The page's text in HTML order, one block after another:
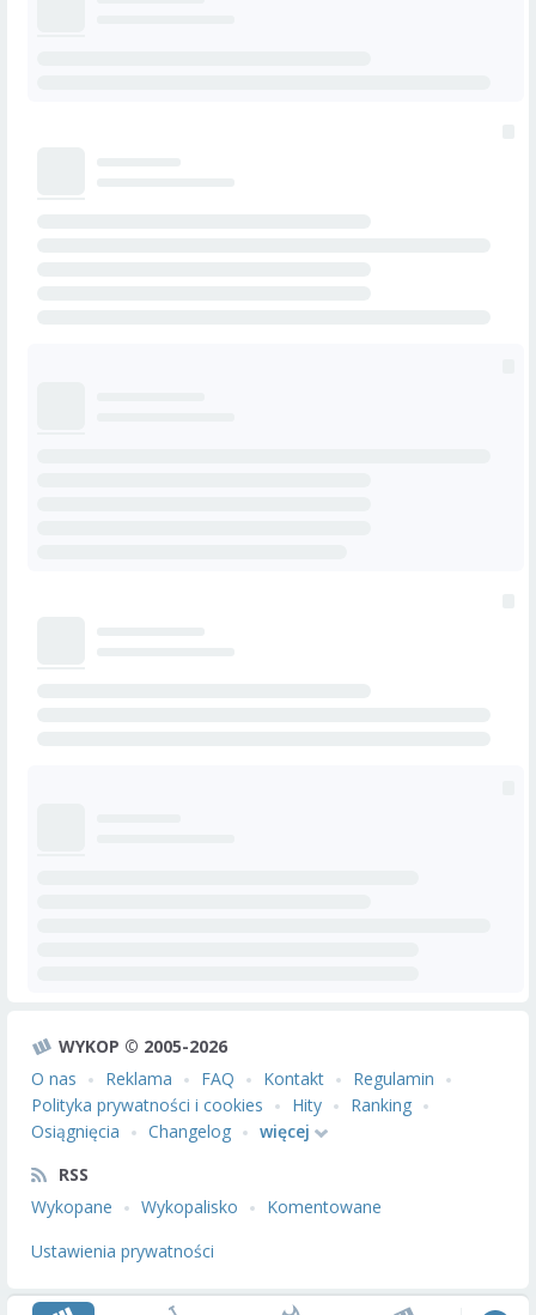
WYKOP © 2005-2026
O nas
Reklama FAQ Kontakt
Regulamin
Polityka prywatności i cookies
Hity
Ranking
Osiągnięcia
Changelog
więcej
RSS
Wykopane
Wykopalisko
Komentowane
Ustawienia prywatności